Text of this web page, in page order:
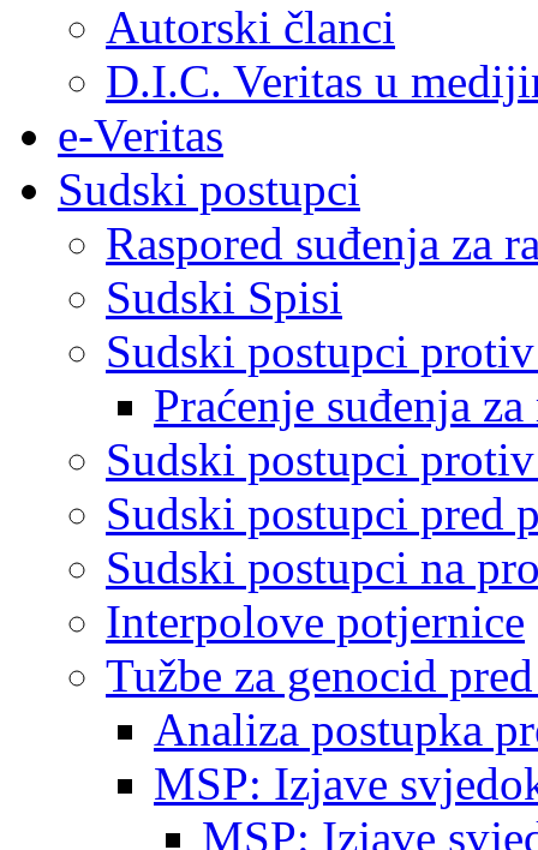
Autorski članci
D.I.C. Veritas u
e-Veritas
Sudski postupci
Raspored suđenja za
Sudski Spisi
Sudski postupci
Praćenje suđenja
Sudski postupci
Sudski postupci pred
Sudski postupci na
Interpolove potjernice
Tužbe za genocid
Analiza postupka
MSP: Izjave
MSP: Izjave